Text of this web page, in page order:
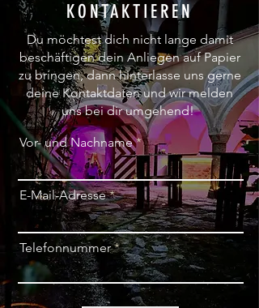
KONTAKTIEREN
Du möchtest dich nicht lange damit
beschäftigen dein Anliegen auf Papier
zu bringen, dann hinterlasse uns gerne
deine Kontaktdaten und wir melden
uns bei dir umgehend!
Vor- und Nachname
E-Mail-Adresse
Telefonnummer